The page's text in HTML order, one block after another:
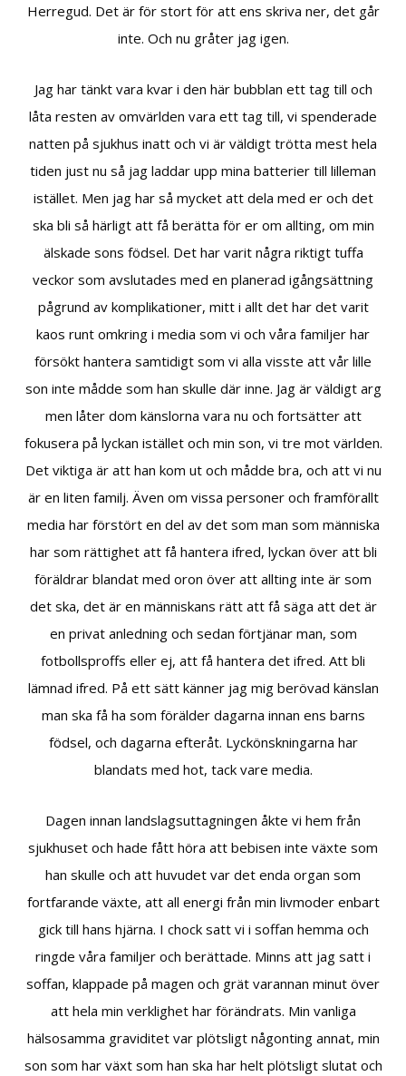
Herregud. Det är för stort för att ens skriva ner, det går
inte. Och nu gråter jag igen.
Jag har tänkt vara kvar i den här bubblan ett tag till och
låta resten av omvärlden vara ett tag till, vi spenderade
natten på sjukhus inatt och vi är väldigt trötta mest hela
tiden just nu så jag laddar upp mina batterier till lilleman
istället. Men jag har så mycket att dela med er och det
ska bli så härligt att få berätta för er om allting, om min
älskade sons födsel. Det har varit några riktigt tuffa
veckor som avslutades med en planerad igångsättning
pågrund av komplikationer, mitt i allt det har det varit
kaos runt omkring i media som vi och våra familjer har
försökt hantera samtidigt som vi alla visste att vår lille
son inte mådde som han skulle där inne. Jag är väldigt arg
men låter dom känslorna vara nu och fortsätter att
fokusera på lyckan istället och min son, vi tre mot världen.
Det viktiga är att han kom ut och mådde bra, och att vi nu
är en liten familj. Även om vissa personer och framförallt
media har förstört en del av det som man som människa
har som rättighet att få hantera ifred, lyckan över att bli
föräldrar blandat med oron över att allting inte är som
det ska, det är en människans rätt att få säga att det är
en privat anledning och sedan förtjänar man, som
fotbollsproffs eller ej, att få hantera det ifred. Att bli
lämnad ifred. På ett sätt känner jag mig berövad känslan
man ska få ha som förälder dagarna innan ens barns
födsel, och dagarna efteråt. Lyckönskningarna har
blandats med hot, tack vare media.
Dagen innan landslagsuttagningen åkte vi hem från
sjukhuset och hade fått höra att bebisen inte växte som
han skulle och att huvudet var det enda organ som
fortfarande växte, att all energi från min livmoder enbart
gick till hans hjärna. I chock satt vi i soffan hemma och
ringde våra familjer och berättade. Minns att jag satt i
soffan, klappade på magen och grät varannan minut över
att hela min verklighet har förändrats. Min vanliga
hälsosamma graviditet var plötsligt någonting annat, min
son som har växt som han ska har helt plötsligt slutat och